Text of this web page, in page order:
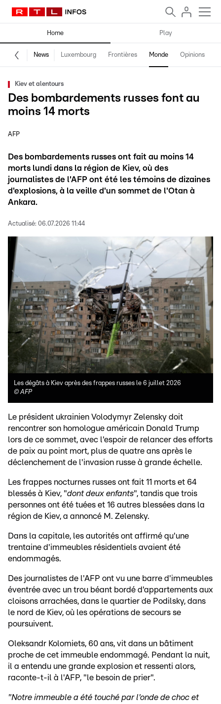
Home Play
News Luxembourg Frontières Monde Opinions
Kiev et alentours
Des bombardements russes font au
moins 14 morts
AFP
Des bombardements russes ont fait au moins 14
morts lundi dans la région de Kiev, où des
journalistes de l'AFP ont été les témoins de dizaines
d'explosions, à la veille d'un sommet de l'Otan à
Ankara.
Actualisé: 06.07.2026 11:44
Les dégâts à Kiev après des frappes russes le 6 juillet 2026
©AFP
Le président ukrainien Volodymyr Zelensky doit
rencontrer son homologue américain Donald Trump
lors de ce sommet, avec l'espoir de relancer des efforts
de paix au point mort, plus de quatre ans après le
déclenchement de l'invasion russe à grande échelle.
Les frappes nocturnes russes ont fait 11 morts et 64
blessés à Kiev, "dont deux enfants", tandis que trois
personnes ont été tuées et 16 autres blessées dans la
région de Kiev, a annoncé M. Zelensky.
Dans la capitale, les autorités ont affirmé qu'une
trentaine d'immeubles résidentiels avaient été
endommagés.
Des journalistes de l'AFP ont vu une barre d'immeubles
éventrée avec un trou béant bordé d'appartements aux
cloisons arrachées, dans le quartier de Podilsky, dans
le nord de Kiev, où les opérations de secours se
poursuivent.
Oleksandr Kolomiets, 60 ans, vit dans un bâtiment
proche de cet immeuble endommagé. Pendant la nuit,
il a entendu une grande explosion et ressenti alors,
raconte-t-il à l'AFP, "le besoin de prier".
"Notre immeuble a été touché par l'onde de choc et